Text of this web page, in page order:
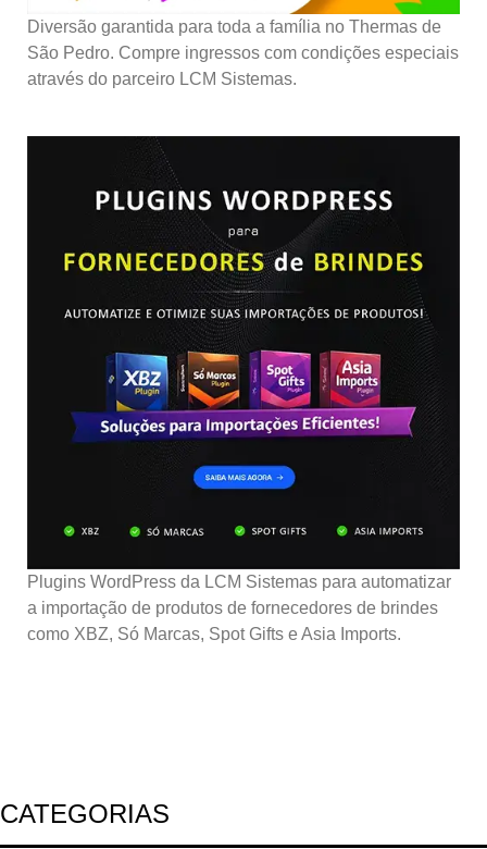
Diversão garantida para toda a família no Thermas de
São Pedro. Compre ingressos com condições especiais
através do parceiro LCM Sistemas.
Plugins WordPress da LCM Sistemas para automatizar
a importação de produtos de fornecedores de brindes
como XBZ, Só Marcas, Spot Gifts e Asia Imports.
CATEGORIAS